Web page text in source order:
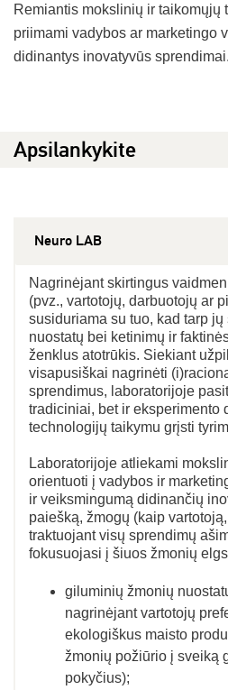
Remiantis mokslinių ir taikomųjų
priimami vadybos ar marketingo
didinantys inovatyvūs sprendimai.
Apsilankykite
Neuro LAB
Nagrinėjant skirtingus
(pvz., vartotojų, darbuotojų ar
susiduriama su tuo, kad tarp
nuostatų bei ketinimų ir
ženklus atotrūkis. Siekiant
visapusiškai nagrinėti
sprendimus, laboratorijoje
tradiciniai, bet ir eksperimento
technologijų taikymu grįsti
Laboratorijoje atliekami
orientuoti į vadybos ir
ir veiksmingumą didinančių
paiešką, žmogų (kaip
traktuojant visų sprendimų
fokusuojasi į šiuos žmonių
giluminių žmonių
nagrinėjant vartotojų
ekologiškus maisto
žmonių požiūrio į sveiką
pokyčius);